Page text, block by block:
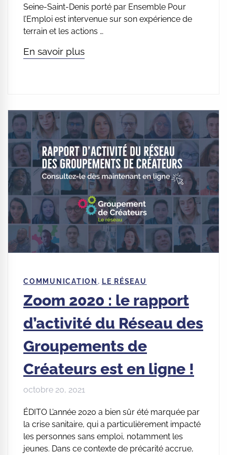
Seine-Saint-Denis porté par Ensemble Pour
l’Emploi est intervenue sur son expérience de
terrain et les actions …
En savoir plus
COMMUNICATION , LE RÉSEAU
Zoom 2020 : le rapport
d’activité du Réseau des
Groupements de
Créateurs est en ligne !
octobre 20, 2021
ÉDITO L’année 2020 a bien sûr été marquée par
la crise sanitaire, qui a particulièrement impacté
les personnes sans emploi, notamment les
jeunes. Dans ce contexte de précarité accrue,